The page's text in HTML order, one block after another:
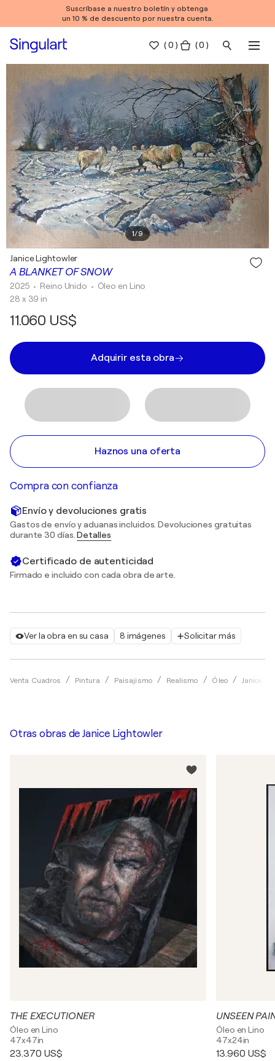
Suscríbase a nuestro boletín y obtenga
un 10 % de descuento por nuestra cuenta.
(0 ) ( 0 )
1/9
Ver la obra en su casa 8 imágenes Solicitar más
Venta Cuadros Pintura Paisajismo Realismo Óleo Janice
A BLANKET OF SNOW
Janice Lightowler
2025 • Reino Unido • Óleo en Lino
28 x 39 in
11.060 US$
Adquirir esta obra
Haznos una oferta
Compra con confianza
Envío y devoluciones gratis
Gastos de envío y aduanas incluidos. Devoluciones gratuitas
durante 30 días.Detalles
Certificado de autenticidad
Firmado e incluido con cada obra de arte.
Otras obras deJanice Lightowler
THE EXECUTIONER
Óleo en Lino
47x47in
23.370 US$
UNSEEN
Óleo en Lino
47x24in
13.960 US$